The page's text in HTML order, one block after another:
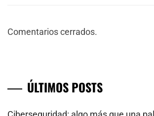
Comentarios cerrados.
ÚLTIMOS POSTS